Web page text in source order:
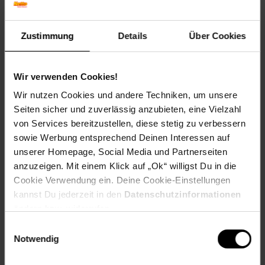
Zustimmung Details Über Cookies
Wir verwenden Cookies!
Wir nutzen Cookies und andere Techniken, um unsere
Seiten sicher und zuverlässig anzubieten, eine Vielzahl
von Services bereitzustellen, diese stetig zu verbessern
sowie Werbung entsprechend Deinen Interessen auf
unserer Homepage, Social Media und Partnerseiten
anzuzeigen. Mit einem Klick auf „Ok“ willigst Du in die
Cookie Verwendung ein. Deine Cookie-Einstellungen
kannst Du jederzeit in den Datenschutzinformationen
Notwendig
Geschmack: X
Frucht: Keine Frucht
Standort und Pflege
Pflegeaufwand: Wenig,Mittel
Lichtbedarf: Sonnig
Wasserbedarf: Gering
Rückschnitt: Rückschnitt nach der Blüte.
Schnittverträglichkeit: Gut
Bodenansprüche: durchlässig, kalkhaltig
Nährstoffgehalt: Mittel
Frosthärte: bis -15 °C
Verwendung: Im Staudenbeet,Steingarten, Bodendecker,
Kübelpflanze, Trockenmauer, Bienenweide
Eigenschaften